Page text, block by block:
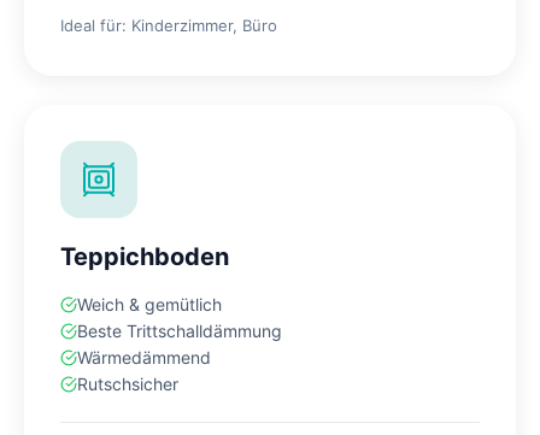
Ideal für: Kinderzimmer, Büro
Teppichboden
Weich & gemütlich
Beste Trittschalldämmung
Wärmedämmend
Rutschsicher